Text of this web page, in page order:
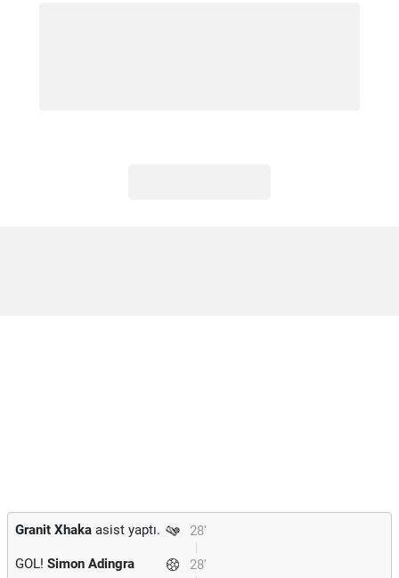
28'
Granit Xhaka asist yaptı.
28'
GOL! Simon Adingra